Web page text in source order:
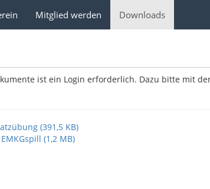
Mitglied werden Downloads
ist ein Login erforderlich. Dazu bitte mit
(391,5 KB)
(1,2 MB)